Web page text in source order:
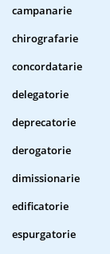
campanarie
chirografarie
concordatarie
delegatorie
deprecatorie
derogatorie
dimissionarie
edificatorie
espurgatorie